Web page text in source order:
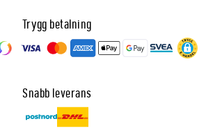
Trygg betalning
Snabb leverans